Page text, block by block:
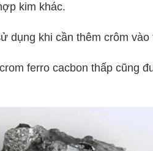
kim khác.
dụng khi cần thêm crôm vào
ferro cacbon thấp cũng